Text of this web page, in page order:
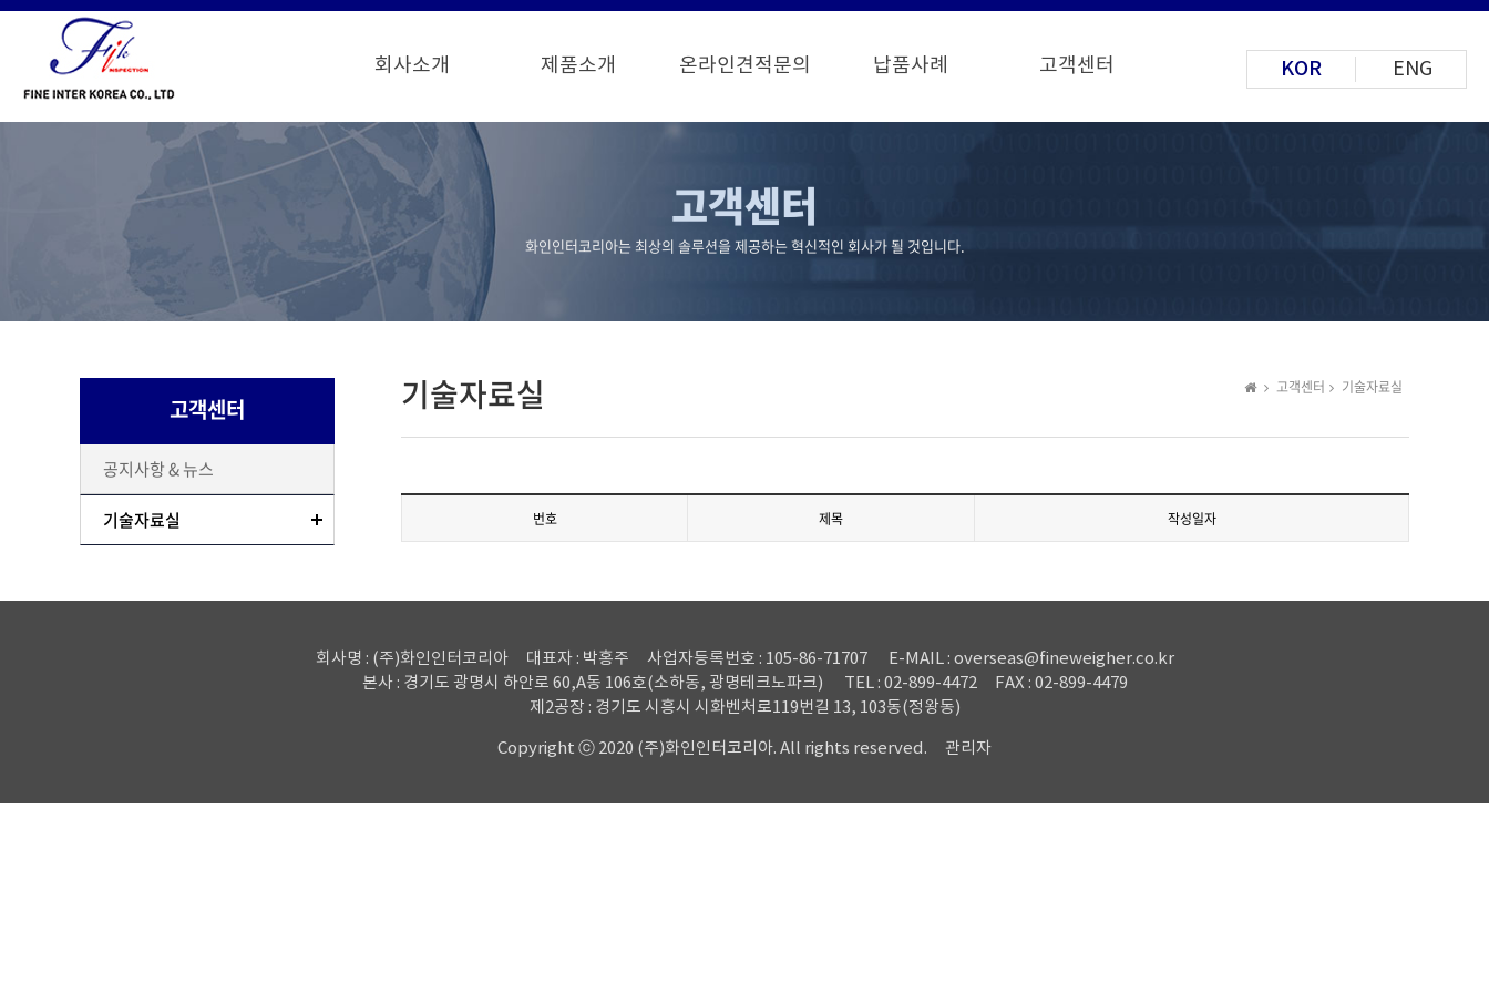
회사소개 제품소개 온라인견적문의 납품사례 고객센터 KOR ENG
고객센터
화인인터코리아는 최상의 솔루션을 제공하는 혁신적인 회사가 될 것입니다.
고객센터
공지사항 & 뉴스
기술자료실
기술자료실 고객센터 기술자료실
번호 제목 작성일자
회사명 : (주)화인인터코리아 대표자 : 박홍주 사업자등록번호 : 105-86-71707
E-MAIL : overseas@fineweigher.co.kr
본사 : 경기도 광명시 하안로 60,A동 106호(소하동, 광명테크노파크)
TEL : 02-899-4472
FAX : 02-899-4479
제2공장 : 경기도 시흥시 시화벤처로119번길 13, 103동(정왕동)
Copyright ⓒ 2020 (주)화인인터코리아. All rights reserved. 관리자